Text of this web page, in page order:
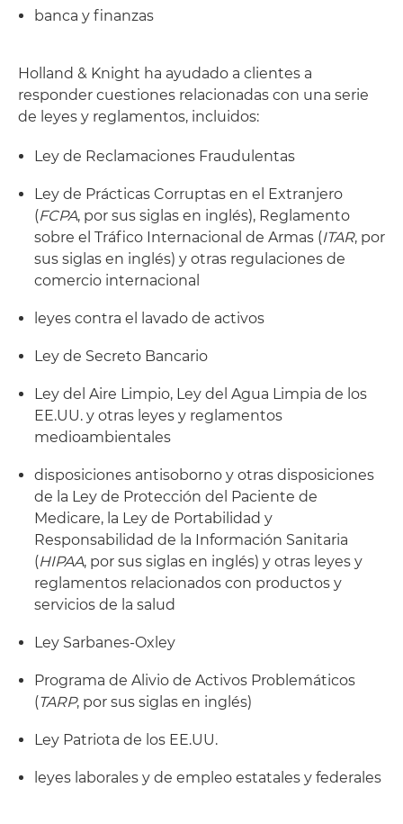
banca y finanzas
Holland & Knight ha ayudado a clientes a
responder cuestiones relacionadas con una serie
de leyes y reglamentos, incluidos:
Ley de Reclamaciones Fraudulentas
Ley de Prácticas Corruptas en el Extranjero
(FCPA, por sus siglas en inglés), Reglamento
sobre el Tráfico Internacional de Armas (ITAR, por
sus siglas en inglés) y otras regulaciones de
comercio internacional
leyes contra el lavado de activos
Ley de Secreto Bancario
Ley del Aire Limpio, Ley del Agua Limpia de los
EE.UU. y otras leyes y reglamentos
medioambientales
disposiciones antisoborno y otras disposiciones
de la Ley de Protección del Paciente de
Medicare, la Ley de Portabilidad y
Responsabilidad de la Información Sanitaria
(HIPAA, por sus siglas en inglés) y otras leyes y
reglamentos relacionados con productos y
servicios de la salud
Ley Sarbanes-Oxley
Programa de Alivio de Activos Problemáticos
(TARP, por sus siglas en inglés)
Ley Patriota de los EE.UU.
leyes laborales y de empleo estatales y federales